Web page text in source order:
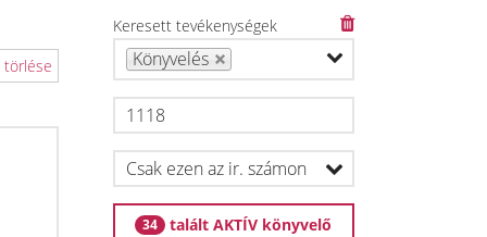
törlése
Keresett tevékenységek
Könyvelés
34 talált AKTÍV könyvelő